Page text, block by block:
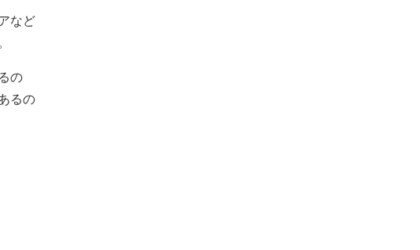
など
の
るの